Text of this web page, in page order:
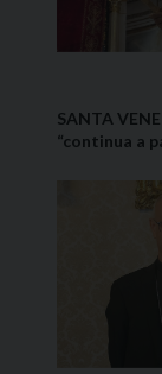
SANTA
“continua a